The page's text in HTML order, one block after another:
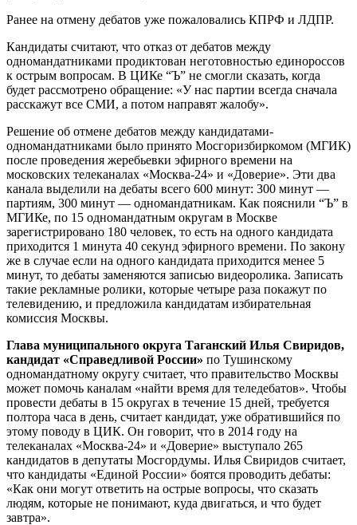
Ранее на отмену дебатов уже пожаловались КПРФ и ЛДПР.
Кандидаты считают, что отказ от дебатов между
одномандатниками продиктован неготовностью единороссов
к острым вопросам. В ЦИКе “Ъ” не смогли сказать, когда
будет рассмотрено обращение: «У нас партии всегда сначала
расскажут все СМИ, а потом направят жалобу».
Решение об отмене дебатов между кандидатами-
одномандатниками было принято Мосгоризбиркомом (МГИК)
после проведения жеребьевки эфирного времени на
московских телеканалах «Москва-24» и «Доверие». Эти два
канала выделили на дебаты всего 600 минут: 300 минут —
партиям, 300 минут — одномандатникам. Как пояснили “Ъ” в
МГИКе, по 15 одномандатным округам в Москве
зарегистрировано 180 человек, то есть на одного кандидата
приходится 1 минута 40 секунд эфирного времени. По закону
же в случае если на одного кандидата приходится менее 5
минут, то дебаты заменяются записью видеоролика. Записать
такие рекламные ролики, которые четыре раза покажут по
телевидению, и предложила кандидатам избирательная
комиссия Москвы.
Глава муниципального округа Таганский Илья Свиридов,
кандидат «Справедливой России» по Тушинскому
одномандатному округу считает, что правительство Москвы
может помочь каналам «найти время для теледебатов». Чтобы
провести дебаты в 15 округах в течение 15 дней, требуется
полтора часа в день, считает кандидат, уже обратившийся по
этому поводу в ЦИК. Он говорит, что в 2014 году на
телеканалах «Москва-24» и «Доверие» выступало 265
кандидатов в депутаты Мосгордумы. Илья Свиридов считает,
что кандидаты «Единой России» боятся проводить дебаты:
«Как они могут ответить на острые вопросы, что сказать
людям, которые не понимают, куда двигаться, и что будет
завтра».